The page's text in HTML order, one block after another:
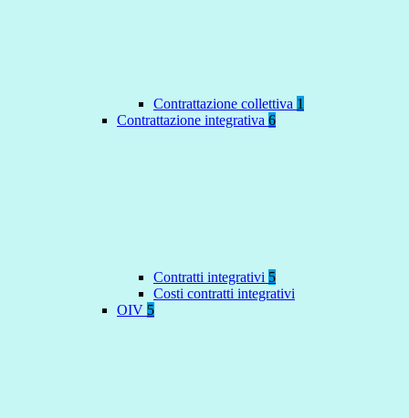
Contrattazione collettiva 1
Contrattazione integrativa 6
Contratti integrativi 5
Costi contratti integrativi
OIV 5